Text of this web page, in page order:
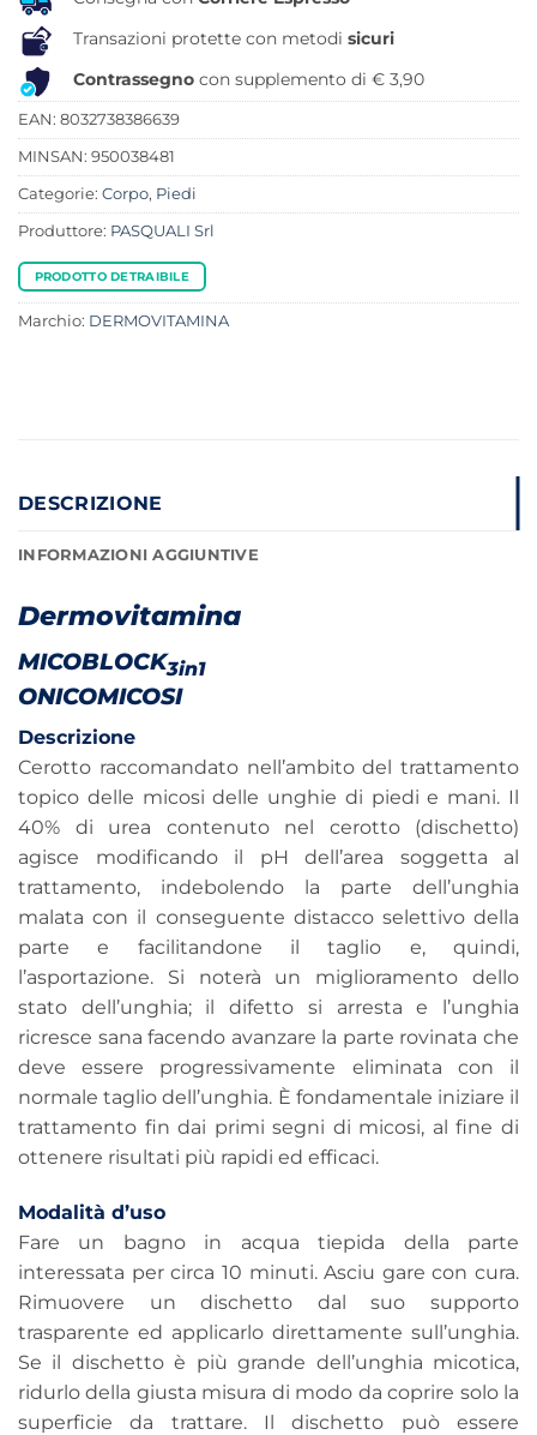
Transazioni protette con metodi sicuri
Contrassegno con supplemento di € 3,90
EAN: 8032738386639
MINSAN: 950038481
Categorie: Corpo, Piedi
Produttore: PASQUALI Srl
PRODOTTO DETRAIBILE
Marchio: DERMOVITAMINA
DESCRIZIONE
INFORMAZIONI AGGIUNTIVE
Dermovitamina
MICOBLOCK3in1
ONICOMICOSI
Descrizione
Cerotto raccomandato nell’ambito del trattamento
topico delle micosi delle unghie di piedi e mani. Il
40% di urea contenuto nel cerotto (dischetto)
agisce modificando il pH dell’area soggetta al
trattamento, indebolendo la parte dell’unghia
malata con il conseguente distacco selettivo della
parte e facilitandone il taglio e, quindi,
l’asportazione. Si noterà un miglioramento dello
stato dell’unghia; il difetto si arresta e l’unghia
ricresce sana facendo avanzare la parte rovinata che
deve essere progressivamente eliminata con il
normale taglio dell’unghia. È fondamentale iniziare il
trattamento fin dai primi segni di micosi, al fine di
ottenere risultati più rapidi ed efficaci.
Modalità d’uso
Fare un bagno in acqua tiepida della parte
interessata per circa 10 minuti. Asciu gare con cura.
Rimuovere un dischetto dal suo supporto
trasparente ed applicarlo direttamente sull’unghia.
Se il dischetto è più grande dell’unghia micotica,
ridurlo della giusta misura di modo da coprire solo la
superficie da trattare. Il dischetto può essere